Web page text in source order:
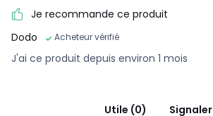
Je recommande ce produit
Dodo
Acheteur vérifié
J'ai ce produit depuis environ 1 mois
Utile (0)
Signaler